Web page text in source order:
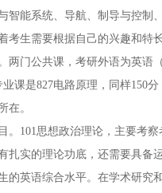
智能系统、导航、制导与控制
考生需要根据自己的兴趣和特
两门公共课，考研外语为英语
业课是827电路原理，同样
在。
。101思想政治理论，主要考
扎实的理论功底，还需要具备
的英语综合水平。在学术研究